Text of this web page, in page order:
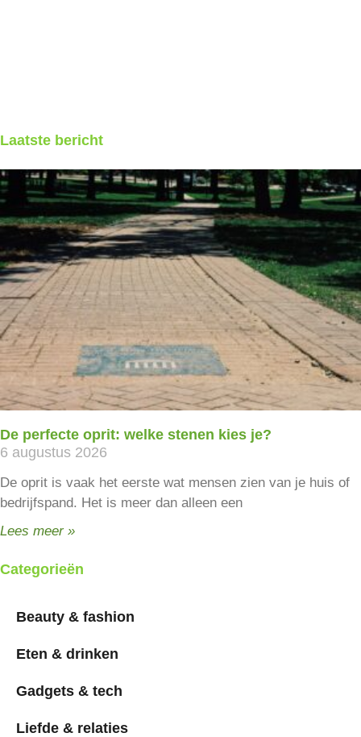
Laatste bericht
De perfecte oprit: welke stenen kies je?
6 augustus 2026
De oprit is vaak het eerste wat mensen zien van je huis of
bedrijfspand. Het is meer dan alleen een
Lees meer »
Categorieën
Beauty & fashion
Eten & drinken
Gadgets & tech
Liefde & relaties